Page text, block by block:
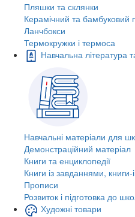
Пляшки та склянки
Керамічний та бамбуковий
Ланчбокси
Термокружки і термоса
Навчальна література
Навчальні матеріали для
Демонстраційний матеріал
Книги та енциклопедії
Книги із завданнями, книги-
Прописи
Розвиток і підготовка до
Художні товари